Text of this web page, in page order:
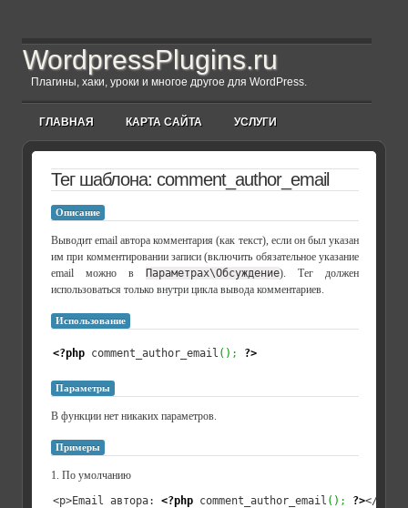
WordpressPlugins.ru
Плагины, хаки, уроки и многое другое для WordPress.
ГЛАВНАЯ КАРТА САЙТА УСЛУГИ
Тег шаблона: comment_author_email
Описание
Выводит email автора комментария (как текст), если он был указан
им при комментировании записи (включить обязательное указание
email можно в
Параметрах\Обсуждение). Тег должен
использоваться только внутри цикла вывода комментариев.
Использование
<?php comment_author_email ( ) ; ?>
Параметры
В функции нет никаких параметров.
Примеры
1. По умолчанию
<p>Email автора: <?php comment_author_email ( ) ; ?></p>